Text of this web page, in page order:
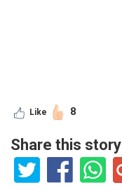
Like 8
Share this story